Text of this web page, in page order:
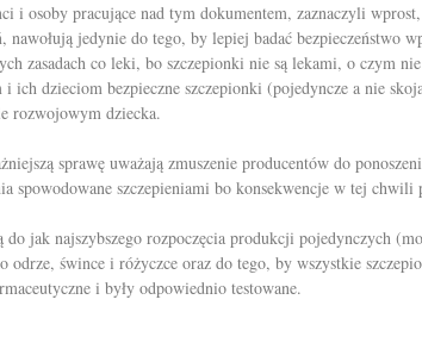
i osoby pracujące nad tym dokumentem, zaznaczyli
nawołują jedynie do tego, by lepiej badać bezpieczeństwo
zasadach co leki, bo szczepionki nie są lekami, o czym
i ich dzieciom bezpieczne szczepionki (pojedyncze a nie
rozwojowym dziecka.
sprawę uważają zmuszenie producentów do
spowodowane szczepieniami bo konsekwencje w tej chwili
do jak najszybszego rozpoczęcia produkcji pojedynczych
odrze, śwince i różyczce oraz do tego, by wszystkie
i były odpowiednio testowane.